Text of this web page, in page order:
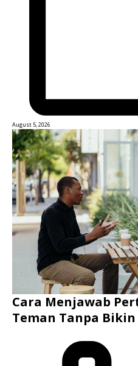
August 5, 2026
Cara Menjawab
Teman Tanpa